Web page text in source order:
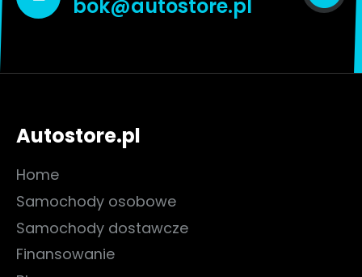
bok@autostore.pl
Autostore.pl
Home
Samochody osobowe
Samochody dostawcze
Finansowanie